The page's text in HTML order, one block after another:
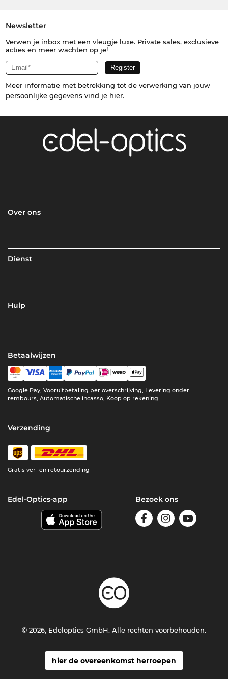
Newsletter
Verwen je inbox met een vleugje luxe. Private sales, exclusieve
acties en meer wachten op je!
Meer informatie met betrekking tot de verwerking van jouw
persoonlijke gegevens vind je hier.
Over ons
Dienst
Hulp
Betaalwijzen
Google Pay, Vooruitbetaling per overschrijving, Levering onder
rembours, Automatische incasso, Koop op rekening
Verzending
Gratis ver- en retourzending
Edel-Optics-app Bezoek ons
hier de overeenkomst herroepen
© 2026, Edeloptics GmbH. Alle rechten voorbehouden.